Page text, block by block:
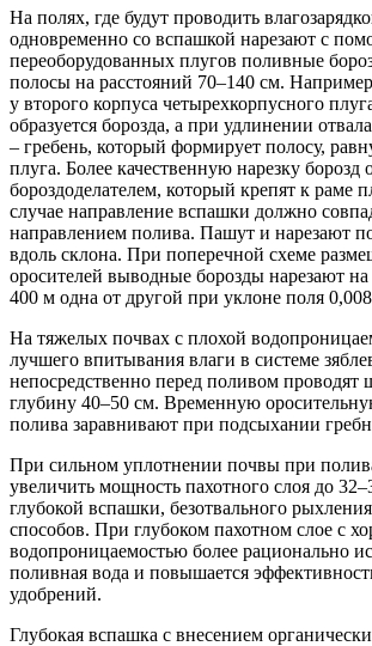
На полях, где будут проводить
одновременно со вспашкой нарезают с
переоборудованных плугов поливные
полосы на расстояний 70–140 см.
у второго корпуса четырехкорпусного
образуется борозда, а при удлинении
– гребень, который формирует полосу,
плуга. Более качественную нарезку борозд
бороздоделателем, который крепят к раме
случае направление вспашки должно
направлением полива. Пашут и нарезают
вдоль склона. При поперечной схеме
оросителей выводные борозды нарезают на
400 м одна от другой при уклоне поля
На тяжелых почвах с плохой
лучшего впитывания влаги в системе
непосредственно перед поливом проводят
глубину 40–50 см. Временную
полива заравнивают при подсыхании
При сильном уплотнении почвы при
увеличить мощность пахотного слоя до
глубокой вспашки, безотвального
способов. При глубоком пахотном слое с
водопроницаемостью более рационально
поливная вода и повышается
удобрений.
Глубокая вспашка с внесением